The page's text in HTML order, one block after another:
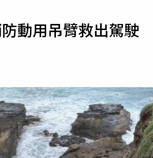
運勢
動用吊臂救出駕駛